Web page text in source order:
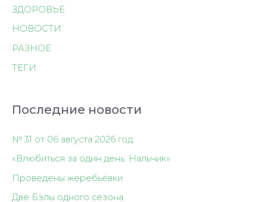
ЗДОРОВЬЕ
НОВОСТИ
РАЗНОЕ
ТЕГИ
Последние новости
№ 31 от 06 августа 2026 год
«Влюбиться за один день: Нальчик»
Проведены жеребьёвки
Две Бэлы одного сезона